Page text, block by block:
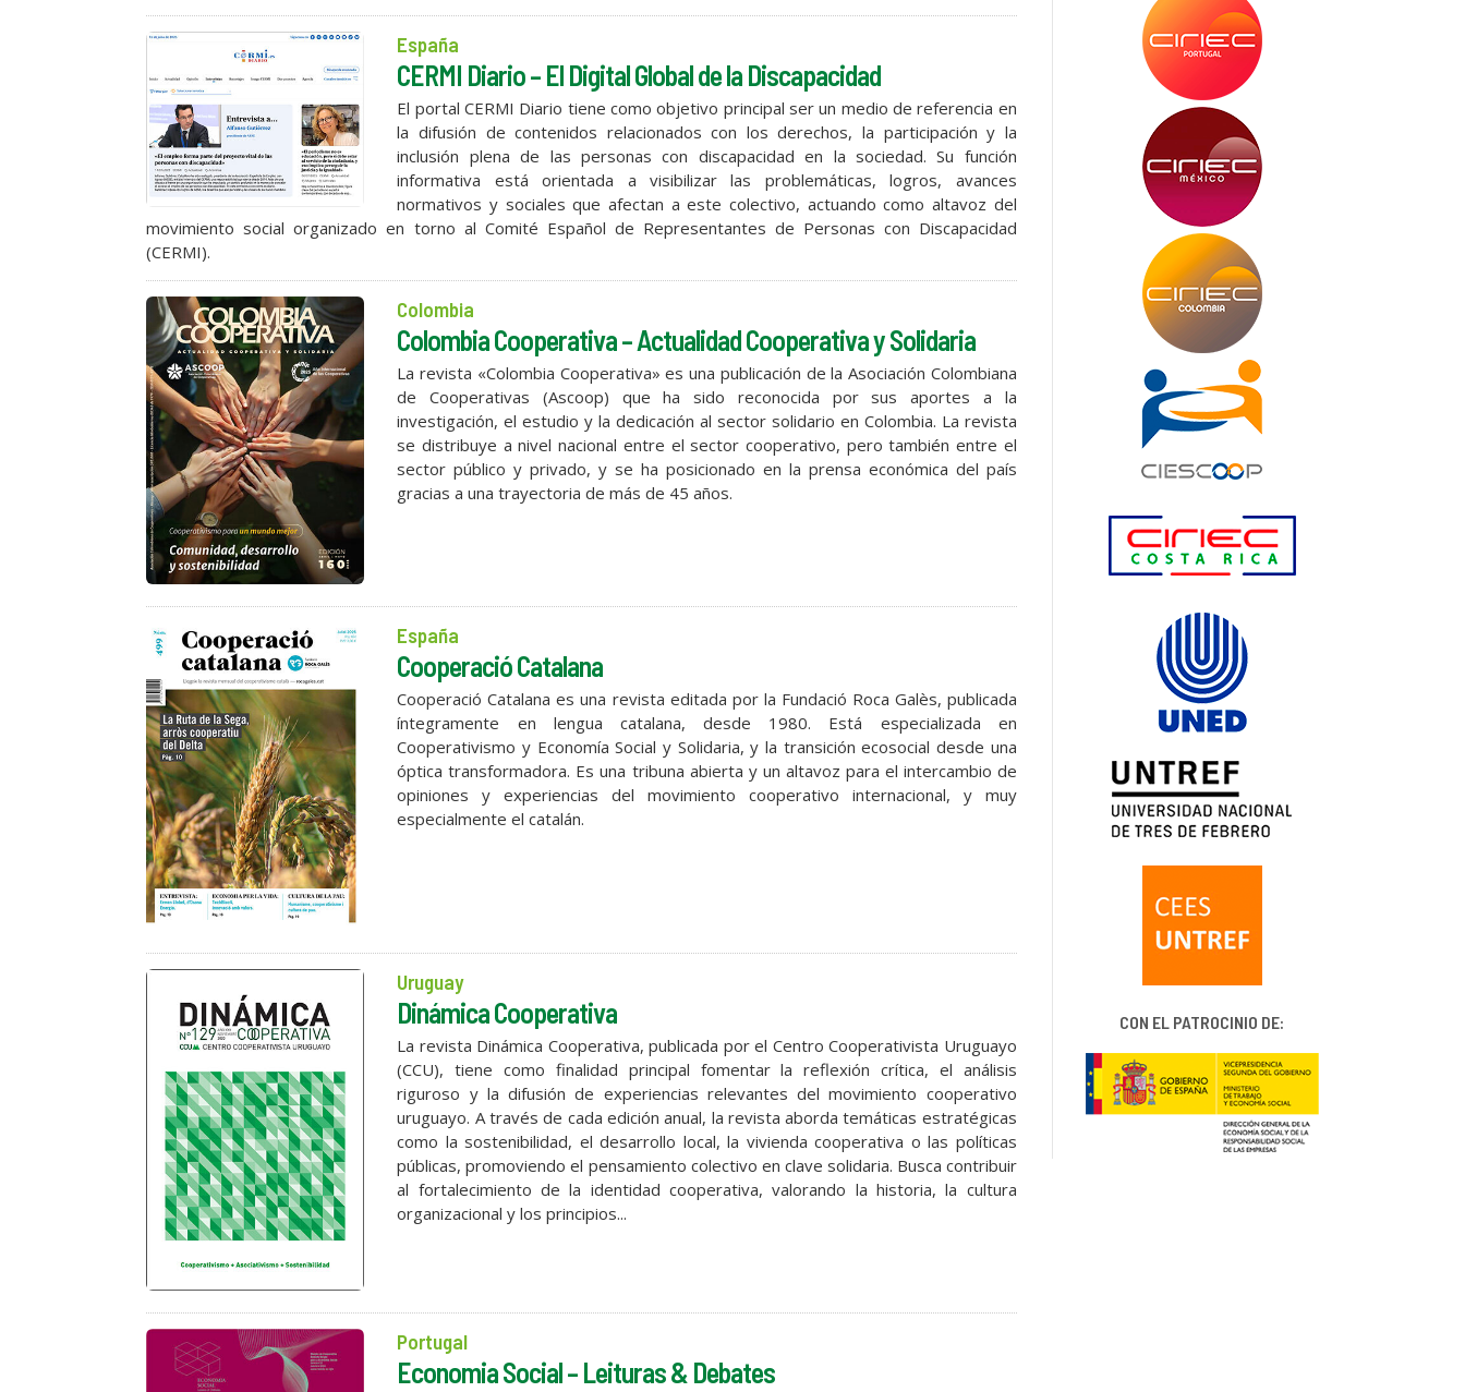
España
CERMI Diario – El Digital Global de la Discapacidad
El portal CERMI Diario tiene como objetivo principal ser un medio de referencia en
la difusión de contenidos relacionados con los derechos, la participación y la
inclusión plena de las personas con discapacidad en la sociedad. Su función
informativa está orientada a visibilizar las problemáticas, logros, avances
normativos y sociales que afectan a este colectivo, actuando como altavoz del
movimiento social organizado en torno al Comité Español de Representantes de Personas con Discapacidad
(CERMI).
Colombia
Colombia Cooperativa – Actualidad Cooperativa y Solidaria
La revista «Colombia Cooperativa» es una publicación de la Asociación Colombiana
de Cooperativas (Ascoop) que ha sido reconocida por sus aportes a la
investigación, el estudio y la dedicación al sector solidario en Colombia. La revista
se distribuye a nivel nacional entre el sector cooperativo, pero también entre el
sector público y privado, y se ha posicionado en la prensa económica del país
gracias a una trayectoria de más de 45 años.
España
Cooperació Catalana
Cooperació Catalana es una revista editada por la Fundació Roca Galès, publicada
íntegramente en lengua catalana, desde 1980. Está especializada en
Cooperativismo y Economía Social y Solidaria, y la transición ecosocial desde una
óptica transformadora. Es una tribuna abierta y un altavoz para el intercambio de
opiniones y experiencias del movimiento cooperativo internacional, y muy
especialmente el catalán.
Uruguay
Dinámica Cooperativa
La revista Dinámica Cooperativa, publicada por el Centro Cooperativista Uruguayo
(CCU), tiene como finalidad principal fomentar la reflexión crítica, el análisis
riguroso y la difusión de experiencias relevantes del movimiento cooperativo
uruguayo. A través de cada edición anual, la revista aborda temáticas estratégicas
como la sostenibilidad, el desarrollo local, la vivienda cooperativa o las políticas
públicas, promoviendo el pensamiento colectivo en clave solidaria. Busca contribuir
al fortalecimiento de la identidad cooperativa, valorando la historia, la cultura
organizacional y los principios...
Portugal
Economia Social – Leituras & Debates
CON EL PATROCINIO DE: